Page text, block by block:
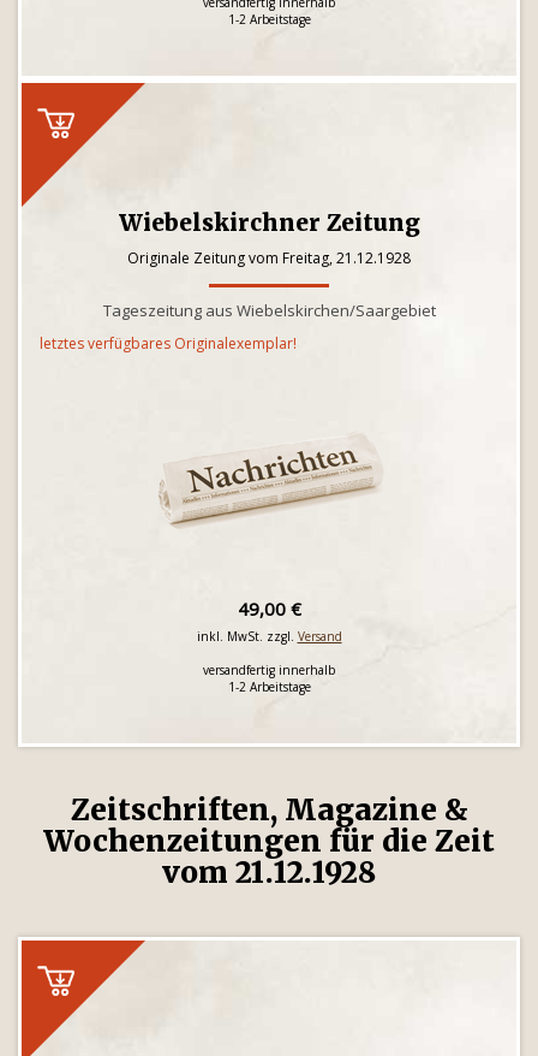
1-2 Arbeitstage
Wiebelskirchner Zeitung
Originale Zeitung vom Freitag, 21.12.1928
Tageszeitung aus Wiebelskirchen/Saargebiet
letztes verfügbares Originalexemplar!
49,00 €
inkl. MwSt. zzgl. Versand
versandfertig innerhalb
1-2 Arbeitstage
Zeitschriften, Magazine &
Wochenzeitungen für die Zeit
vom 21.12.1928